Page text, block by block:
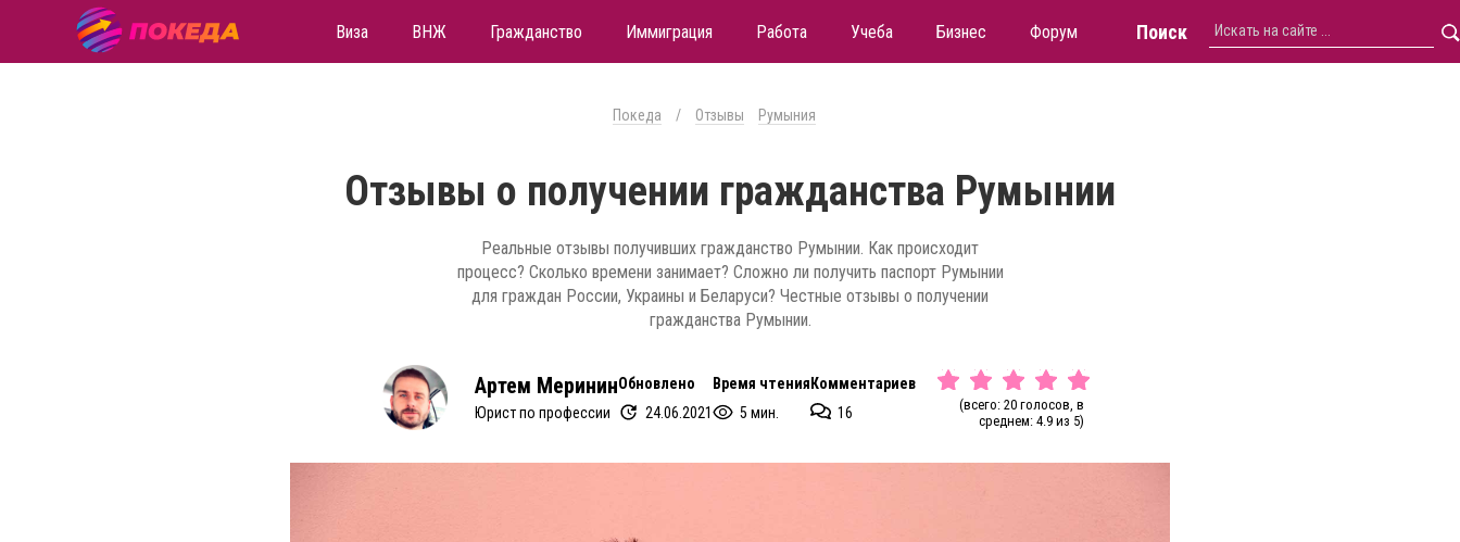
Виза ВНЖ Гражданство Иммиграция Работа Учеба Бизнес Форум Поиск
Покеда / Отзывы Румыния
Отзывы о получении гражданства Румынии
Реальные отзывы получивших гражданство Румынии. Как происходит
процесс? Сколько времени занимает? Сложно ли получить паспорт Румынии
для граждан России, Украины и Беларуси? Честные отзывы о получении
гражданства Румынии.
Артем Меринин
Юрист по профессии
Обновлено
24.06.2021
Время чтения
5 мин.
Комментариев
16
(всего: 20 голосов, в
среднем: 4.9 из 5)